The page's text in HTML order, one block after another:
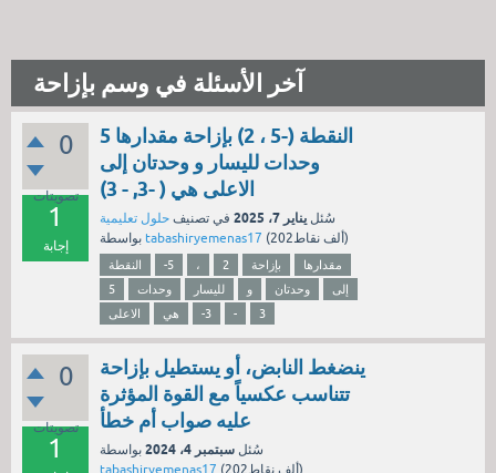
آخر الأسئلة في وسم بإزاحة
0
تصويتات
1
إجابة
النقطة (-5 ، 2) بإزاحة مقدارها 5
وحدات لليسار و وحدتان إلى
الاعلى هي ( -3, - 3)
سُئل يناير 7، 2025 في تصنيف حلول تعليمية
tabashiryemenas17 ( 202ألف نقاط)
النقطة -5 ، 2 بإزاحة
مقدارها
5
وحدات لليسار و وحدتان
إلى
الاعلى
هي -3 - 3
0
تصويتات
1
ينضغط النابض، أو يستطيل بإزاحة
تتناسب عكسياً مع القوة المؤثرة
عليه صواب أم خطأ
سُئل سبتمبر 4، 2024
بواسطة
tabashiryemenas17 ( 202ألف نقاط)